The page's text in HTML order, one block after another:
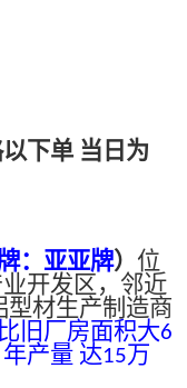
下单 当日为
：亚亚牌） 位
开发区，邻近
型材生产制造商
旧厂房面积大6
产量 达15万